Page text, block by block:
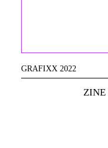
GRAFIXX 2022
ZINE